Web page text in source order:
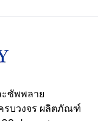
ะซัพพลาย
รบวงจร ผลิตภัณฑ์